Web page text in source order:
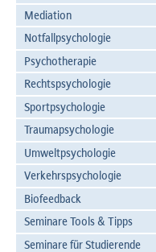
Mediation
Notfallpsychologie
Psychotherapie
Rechtspsychologie
Sportpsychologie
Traumapsychologie
Umweltpsychologie
Verkehrspsychologie
Biofeedback
Seminare Tools & Tipps
Seminare für Studierende